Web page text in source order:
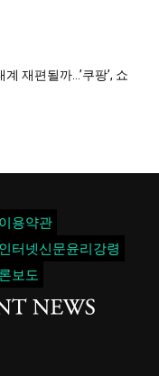
재편될까…’쿠팡’, 쇼
이용약관
인터넷신문윤리강령
보도